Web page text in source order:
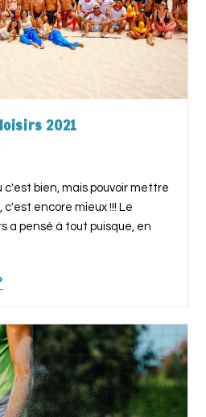
2021
bien, mais pouvoir mettre
c'est encore mieux !!! Le
a pensé à tout puisque, en